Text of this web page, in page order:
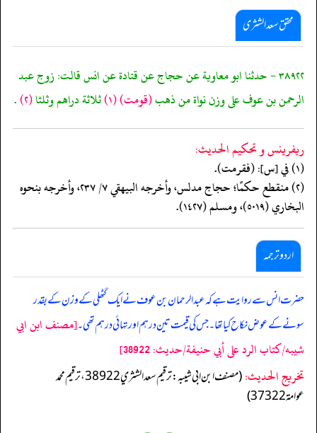
محقق سعد الشثری
٣٨٩٢٢ - حدثنا ابو معاوية عن حجاج عن قتادة عن انس قالت: زوج عبد
الرحمن بن عوف على وزن نواة من ذهب(قومت)(١) ثلاثة دراهم وثلثا(٢) .
ريفرينس و تحكيم الحدیث:
(١) في [س]: (فقرمت).
(٢) منقطع حكمًا؛ حجاج مدلس، وأخرجه البيهقي ٧/ ٢٣٧، وأخرجه بنحوه
البخاري (٥٠١٩)، ومسلم (١٤٢٧).
اردو ترجمہ
حضرت انس سے روایت ہے کہ عبد الرحمان بن عوف نے ایک گٹھلی کے وزن کے بقدر
سونے کے عوض نکاح کیا تھا۔ جس کی قیمت تین درہم اور تہائی درہم تھی۔[مصنف ابن ابي
شيبه/كتاب الرد على أبي حنيفة/حدیث: 38922]
تخریج الحدیث:
(مصنف ابن ابي شيبه: ترقيم سعد الشثري 38922، ترقيم محمد
عوامة 37322)